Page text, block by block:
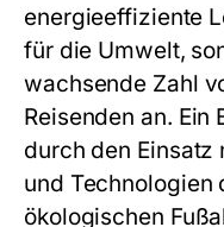
energieeffiziente
für die Umwelt,
wachsende Zahl
Reisenden an. Ein
durch den
und Technologien
ökologischen